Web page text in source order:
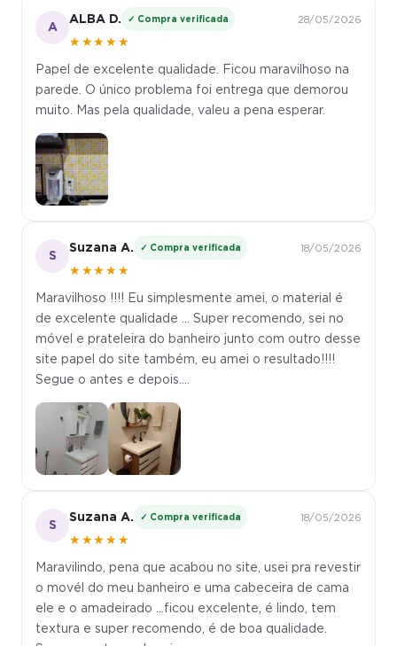
A
ALBA D. ✓ Compra verificada
★★★★★
28/05/2026
Papel de excelente qualidade. Ficou maravilhoso na
parede. O único problema foi entrega que demorou
muito. Mas pela qualidade, valeu a pena esperar.
S
Suzana A. ✓ Compra verificada
★★★★★
18/05/2026
Maravilhoso !!!! Eu simplesmente amei, o material é
de excelente qualidade ... Super recomendo, sei no
móvel e prateleira do banheiro junto com outro desse
site papel do site também, eu amei o resultado!!!!
Segue o antes e depois....
S
Suzana A. ✓ Compra verificada
★★★★★
18/05/2026
Maravilindo, pena que acabou no site, usei pra revestir
o movél do meu banheiro e uma cabeceira de cama
ele e o amadeirado ...ficou excelente, é lindo, tem
textura e super recomendo, é de boa qualidade.